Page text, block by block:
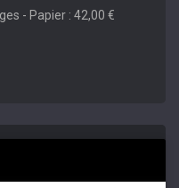
- Papier : 42,00 €